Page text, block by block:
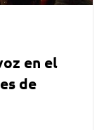
en el
de